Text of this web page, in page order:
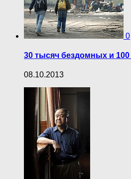
0
30 тысяч бездомных и
08.10.2013